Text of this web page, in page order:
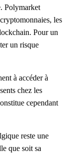
Polymarket
les
Pour un
un risque
à accéder à
chez les
cependant
reste une
que soit sa